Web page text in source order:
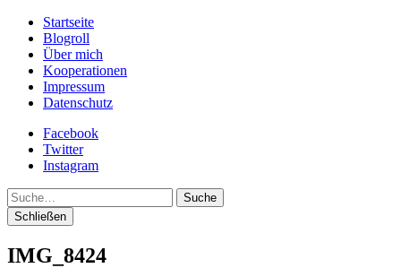
Startseite
Blogroll
Über mich
Kooperationen
Impressum
Datenschutz
Facebook
Twitter
Instagram
Suche
Schließen
IMG_8424